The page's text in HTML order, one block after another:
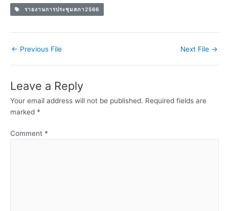
รายงานการประชุมสภา2566
← Previous File Next File →
Leave a Reply
Your email address will not be published. Required fields are
marked *
Comment *